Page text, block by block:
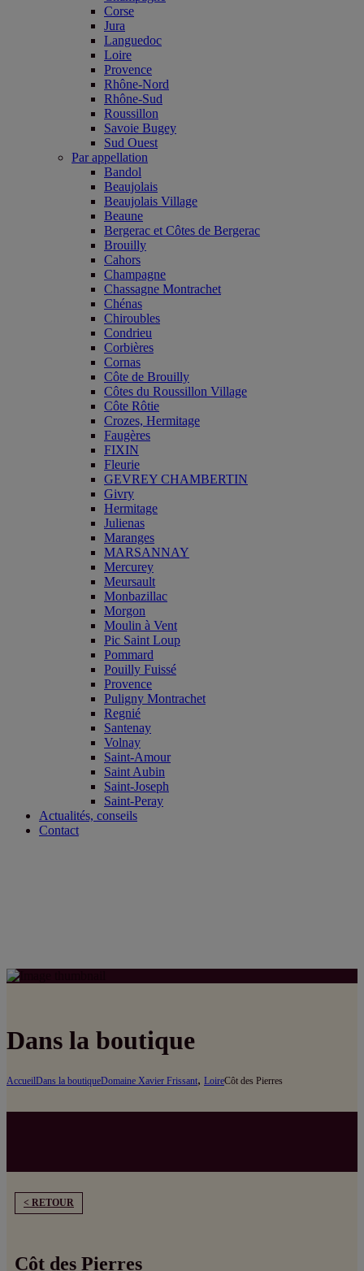
Corse
Jura
Languedoc
Loire
Provence
Rhône-Nord
Rhône-Sud
Roussillon
Savoie Bugey
Sud Ouest
Par appellation
Bandol
Beaujolais
Beaujolais Village
Beaune
Bergerac et Côtes de Bergerac
Brouilly
Cahors
Champagne
Chassagne Montrachet
Chénas
Chiroubles
Condrieu
Corbières
Cornas
Côte de Brouilly
Côtes du Roussillon Village
Côte Rôtie
Crozes, Hermitage
Faugères
FIXIN
Fleurie
GEVREY CHAMBERTIN
Givry
Hermitage
Julienas
Maranges
MARSANNAY
Mercurey
Meursault
Monbazillac
Morgon
Moulin à Vent
Pic Saint Loup
Pommard
Pouilly Fuissé
Provence
Puligny Montrachet
Regnié
Santenay
Volnay
Saint-Amour
Saint Aubin
Saint-Joseph
Saint-Peray
Actualités, conseils
Contact
Dans la boutique
AccueilDans la boutiqueDomaine Xavier Frissant, LoireCôt des Pierres
< RETOUR
Côt des Pierres